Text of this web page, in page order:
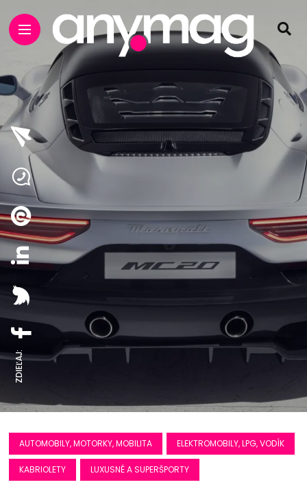
ZDIEĽAJ:
AUTOMOBILY, MOTORKY, MOBILITA ELEKTROMOBILY, LPG, VODÍK
KABRIOLETY LUXUSNÉ A SUPERŠPORTY